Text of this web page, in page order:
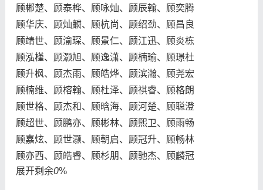
顾郴楚、顾泰桦、顾咏灿、顾辰翰、顾奕腾
顾华庆、顾灿麟、顾杭尚、顾绍劲、顾昌良
顾靖世、顾渝琛、顾景仁、顾江迅、顾炎栋
顾泓槿、顾灏旭、顾逸潇、顾楠瑜、顾璟杜
顾升枫、顾杰雨、顾皓烨、顾滨瀚、顾尧宏
顾楠维、顾榕翰、顾杜泽、顾祺睿、顾格朗
顾世格、顾杰和、顾晗海、顾河楚、顾聪澄
顾超世、顾鹏亦、顾彬林、顾熙卫、顾雨畅
顾嘉炫、顾世灏、顾朝启、顾冠升、顾畅林
顾亦西、顾皓睿、顾杉朋、顾驰杰、顾麟冠
展开剩余0%